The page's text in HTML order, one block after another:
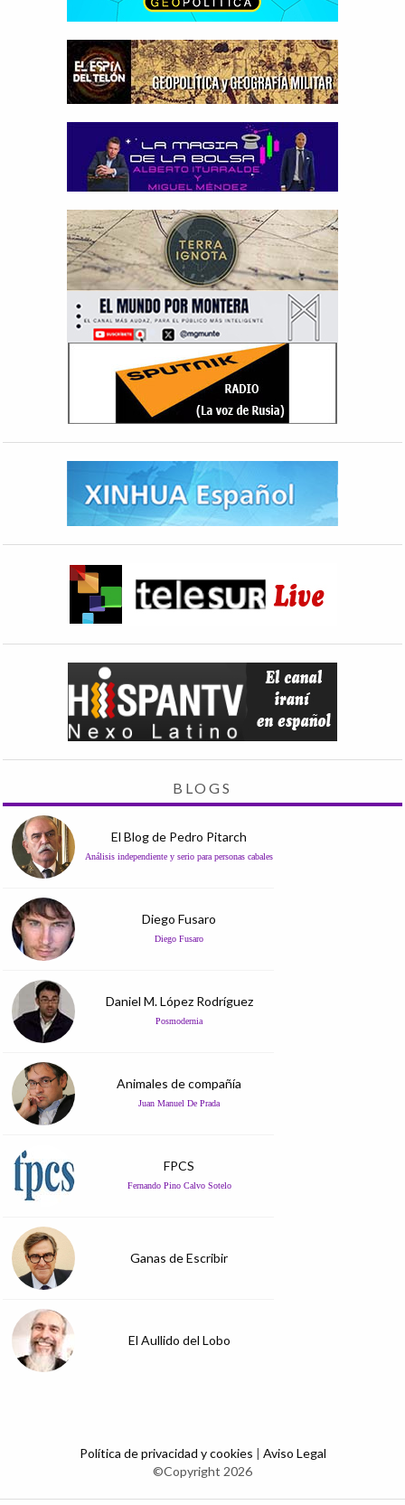
BLOGS
El Blog de Pedro Pitarch
Análisis independiente y serio para personas cabales
Diego Fusaro
Diego Fusaro
Daniel M. López Rodríguez
Posmodernia
Animales de compañía
Juan Manuel De Prada
FPCS
Fernando Pino Calvo Sotelo
Ganas de Escribir
El Aullido del Lobo
Política de privacidad y cookies | Aviso Legal
©Copyright 2026